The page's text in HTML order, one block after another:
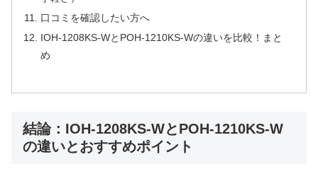
口コミを確認したい方へ
IOH-1208KS-WとPOH-1210KS-Wの違いを比較！まと
め
結論：IOH-1208KS-WとPOH-1210KS-W
の違いとおすすめポイント